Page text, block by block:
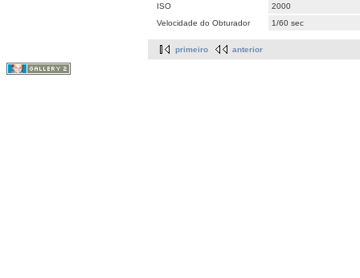
ISO
2000
Velocidade do Obturador
1/60 sec
primeiro anterior